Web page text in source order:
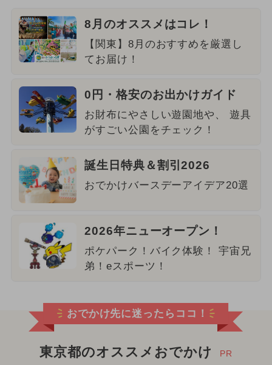
8月のオススメはコレ！
【関東】8月のおすすめを厳選し
てお届け！
0円・格安のお出かけガイド
お財布にやさしい遊園地や、 遊具
がすごい公園をチェック！
誕生日特典＆割引2026
おでかけバースデーアイデア20選
2026年ニューオープン！
ポケパーク！バイク体験！ 宇宙兄
弟！eスポーツ！
おでかけ先に迷ったらココ！
東京都のオススメおでかけ PR